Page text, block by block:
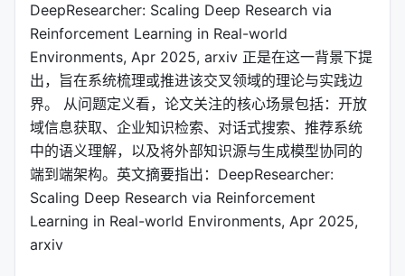
DeepResearcher: Scaling Deep Research via
Reinforcement Learning in Real-world
Environments, Apr 2025, arxiv 正是在这一背景下提
出，旨在系统梳理或推进该交叉领域的理论与实践边
界。 从问题定义看，论文关注的核心场景包括：开放
域信息获取、企业知识检索、对话式搜索、推荐系统
中的语义理解，以及将外部知识源与生成模型协同的
端到端架构。英文摘要指出：DeepResearcher:
Scaling Deep Research via Reinforcement
Learning in Real-world Environments, Apr 2025,
arxiv